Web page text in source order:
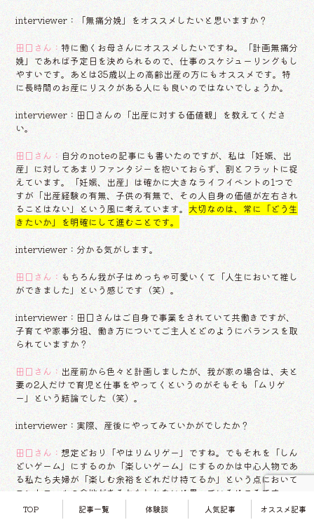
TOP 記事一覧 体験談 人気記事 オススメ記事
interviewer：「無痛分娩」をオススメしたいと思いますか？
田口さん： 特に働くお母さんにオススメしたいですね。「計画無痛分
娩」であれば予定日を決められるので、仕事のスケジューリングもし
やすいです。あとは35歳以上の高齢出産の方にもオススメです。特
に長時間のお産にリスクがある人にも良いのではないでしょうか。
interviewer：田口さんの「出産に対する価値観」を教えてくださ
い。
田口さん： 自分のnoteの記事にも書いたのですが、私は「妊娠、出
産」に対してあまりファンタジーを抱いておらず、割とフラットに捉
えています。「妊娠、出産」は確かに大きなライフイベントの1つで
すが「出産経験の有無、子供の有無で、その人自身の価値が左右され
ることはない」という風に考えています。 大切なのは、常に「どう生
きたいか」を明確にして進むことです。
interviewer：分かる気がします。
田口さん： もちろん我が子はめっちゃ可愛いくて「人生において推し
ができました」という感じです（笑）。
interviewer：田口さんはご自身で事業をされていて共働きですが、
子育てや家事分担、働き方についてご主人とどのようにバランスを取
られていますか？
田口さん： 出産前から色々と計画しましたが、我が家の場合は、夫と
妻の2人だけで育児と仕事をやってくというのがそもそも「ムリゲ
ー」という結論でした（笑）。
interviewer：実際、産後にやってみていかがでしたか？
田口さん： 想定どおり「やはりムリゲー」ですね。でもそれを「しん
どいゲーム」にするのか「楽しいゲーム」にするのかは中心人物であ
る私たち夫婦が「楽しむ余裕をどれだけ持てるか」という点において
コントロールの余地があるかもしれないと思っているところです。
interviewer：なるほど。